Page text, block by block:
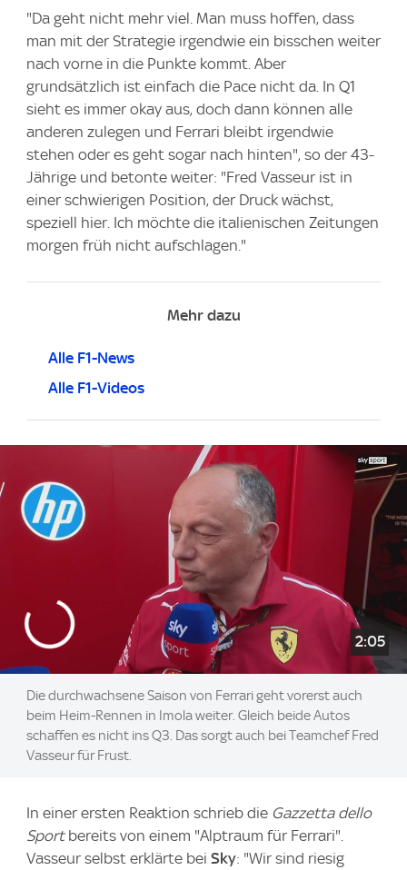
"Da geht nicht mehr viel. Man muss hoffen, dass
man mit der Strategie irgendwie ein bisschen weiter
nach vorne in die Punkte kommt. Aber
grundsätzlich ist einfach die Pace nicht da. In Q1
sieht es immer okay aus, doch dann können alle
anderen zulegen und Ferrari bleibt irgendwie
stehen oder es geht sogar nach hinten", so der 43-
Jährige und betonte weiter: "Fred Vasseur ist in
einer schwierigen Position, der Druck wächst,
speziell hier. Ich möchte die italienischen Zeitungen
morgen früh nicht aufschlagen."
Mehr dazu
Alle F1-News
Alle F1-Videos
2:05
Die durchwachsene Saison von Ferrari geht vorerst auch
beim Heim-Rennen in Imola weiter. Gleich beide Autos
schaffen es nicht ins Q3. Das sorgt auch bei Teamchef Fred
Vasseur für Frust.
In einer ersten Reaktion schrieb die Gazzetta dello
Sportbereits von einem "Alptraum für Ferrari".
Vasseur selbst erklärte bei Sky: "Wir sind riesig